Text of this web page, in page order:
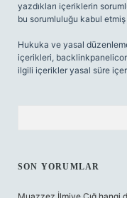
yazdıkları içeriklerin
bu sorumluluğu kabul etmiş
Hukuka ve yasal
içerikleri,
ilgili içerikler yasal süre
SON YORUMLAR